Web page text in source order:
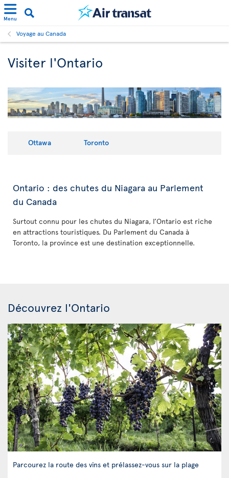
Menu
Voyage au Canada
Visiter l'Ontario
Ottawa Toronto
Ontario : des chutes du Niagara au Parlement
du Canada
Surtout connu pour les chutes du Niagara, l’Ontario est riche
en attractions touristiques. Du Parlement du Canada à
Toronto, la province est une destination exceptionnelle.
Découvrez l'Ontario
Parcourez la route des vins et prélassez-vous sur la plage